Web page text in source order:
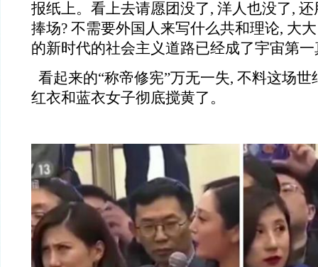
报纸上。看上去请愿团没了, 洋人也没了,
捧场? 不需要外国人来写什么共和理论, 大
的新时代的社会主义道路已经成了宇宙第
看起来的“称帝修宪”万无一失, 不料这场
红衣和蓝衣女子彻底搅黄了。